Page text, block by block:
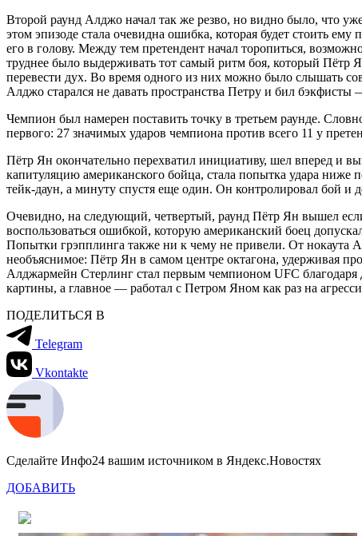
Второй раунд Алджо начал так же резво, но видно было, что
этом эпизоде стала очевидна ошибка, которая будет стоить
его в голову. Между тем претендент начал торопиться,
труднее было выдерживать тот самый ритм боя, который Пётр
перевести дух. Во время одного из них можно было слышать
Алджо старался не давать пространства Петру и бил
Чемпион был намерен поставить точку в третьем раунде.
первого: 27 значимых ударов чемпиона против всего 11 у
Пётр Ян окончательно перехватил инициативу, шел вперед и
капитуляцию американского бойца, стала попытка удара ниже
тейк-даун, а минуту спустя еще один. Он контролировал бой и
Очевидно, на следующий, четвертый, раунд Пётр Ян вышел
воспользоваться ошибкой, которую американский боец
Попытки грэпплинга также ни к чему не привели. От нокаута
необъяснимое: Пётр Ян в самом центре октагона, удерживая
Алджармейн Стерлинг стал первым чемпионом UFC благодаря
картины, а главное — работал с Петром Яном как раз на
ПОДЕЛИТЬСЯ В
Telegram
Vkontakte
Сделайте Инфо24 вашим источником в Яндекс.Новостях
ДОБАВИТЬ